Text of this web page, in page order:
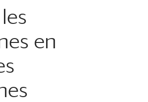
en